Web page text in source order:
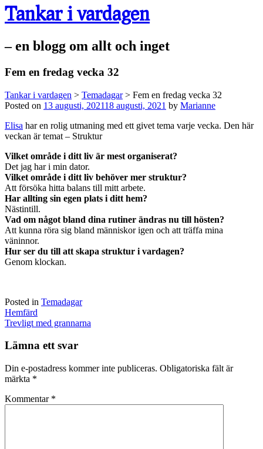
Tankar i vardagen
– en blogg om allt och inget
Fem en fredag vecka 32
Tankar i vardagen > Temadagar> Fem en fredag vecka 32
Posted on 13 augusti, 202118 augusti, 2021 by Marianne
Elisa har en rolig utmaning med ett givet tema varje vecka. Den här
veckan är temat – Struktur
Vilket område i ditt liv är mest organiserat?
Det jag har i min dator.
Vilket område i ditt liv behöver mer struktur?
Att försöka hitta balans till mitt arbete.
Har allting sin egen plats i ditt hem?
Nästintill.
Vad om något bland dina rutiner ändras nu till hösten?
Att kunna röra sig bland människor igen och att träffa mina
väninnor.
Hur ser du till att skapa struktur i vardagen?
Genom klockan.
Posted in Temadagar
Post
navigation
Hemfärd
Trevligt med grannarna
Lämna ett svar
Din e-postadress kommer inte publiceras. Obligatoriska fält är
märkta *
Kommentar *